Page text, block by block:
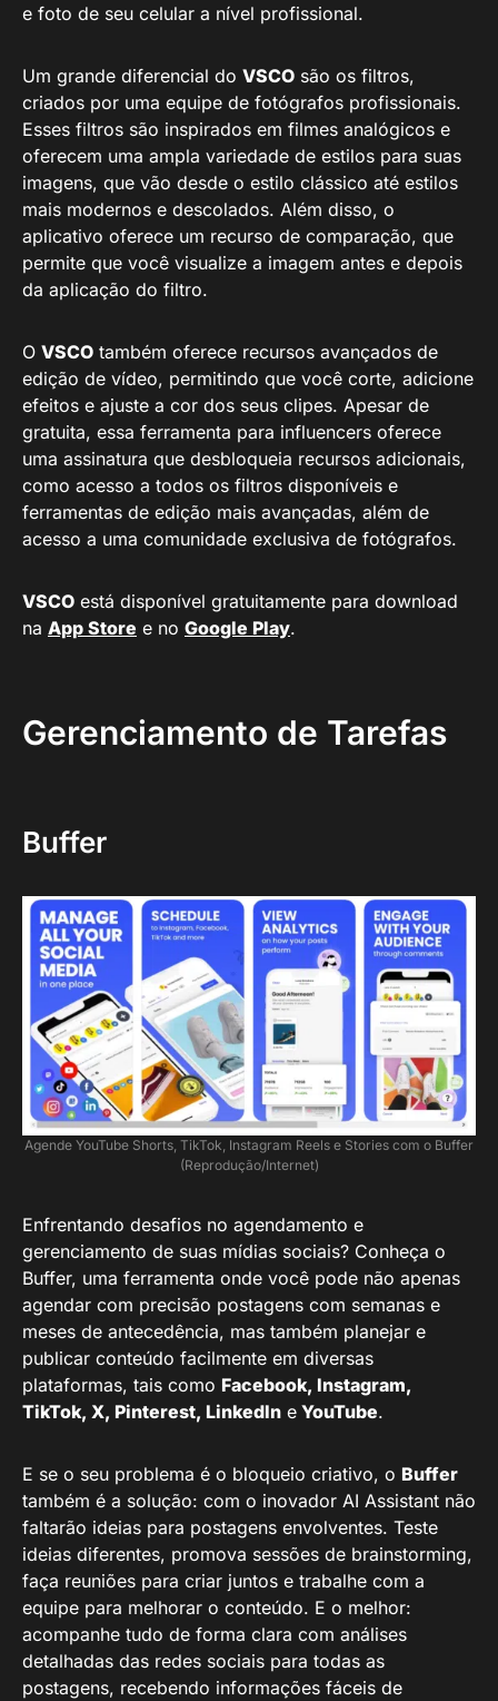
e foto de seu celular a nível profissional.
Um grande diferencial do VSCO são os filtros,
criados por uma equipe de fotógrafos profissionais.
Esses filtros são inspirados em filmes analógicos e
oferecem uma ampla variedade de estilos para suas
imagens, que vão desde o estilo clássico até estilos
mais modernos e descolados. Além disso, o
aplicativo oferece um recurso de comparação, que
permite que você visualize a imagem antes e depois
da aplicação do filtro.
O VSCO também oferece recursos avançados de
edição de vídeo, permitindo que você corte, adicione
efeitos e ajuste a cor dos seus clipes. Apesar de
gratuita, essa ferramenta para influencers oferece
uma assinatura que desbloqueia recursos adicionais,
como acesso a todos os filtros disponíveis e
ferramentas de edição mais avançadas, além de
acesso a uma comunidade exclusiva de fotógrafos.
VSCO está disponível gratuitamente para download
na App Store e no Google Play.
Gerenciamento de Tarefas
Buffer
Agende YouTube Shorts, TikTok, Instagram Reels e Stories com o Buffer
(Reprodução/Internet)
Enfrentando desafios no agendamento e
gerenciamento de suas mídias sociais? Conheça o
Buffer, uma ferramenta onde você pode não apenas
agendar com precisão postagens com semanas e
meses de antecedência, mas também planejar e
publicar conteúdo facilmente em diversas
plataformas, tais como Facebook, Instagram,
TikTok, X, Pinterest, LinkedIn e YouTube.
E se o seu problema é o bloqueio criativo, o Buffer
também é a solução: com o inovador AI Assistant não
faltarão ideias para postagens envolventes. Teste
ideias diferentes, promova sessões de brainstorming,
faça reuniões para criar juntos e trabalhe com a
equipe para melhorar o conteúdo. E o melhor:
acompanhe tudo de forma clara com análises
detalhadas das redes sociais para todas as
postagens, recebendo informações fáceis de